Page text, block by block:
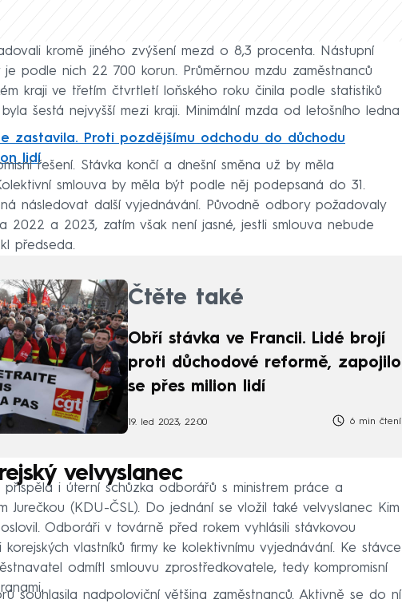
kromě jiného zvýšení mezd o 8,3 procenta. Nástupní
podle nich 22 700 korun. Průměrnou mzdu zaměstnanců
kraji ve třetím čtvrtletí loňského roku činila podle statistiků
šestá nejvyšší mezi kraji. Minimální mzda od letošního ledna
zastavila. Proti pozdějšímu odchodu do důchodu
lidí
řešení. Stávka končí a dnešní směna už by měla
smlouva by měla být podle něj podepsaná do 31.
následovat další vyjednávání. Původně odbory požadovaly
2022 a 2023, zatím však není jasné, jestli smlouva nebude
předseda.
Čtěte také
Obří stávka ve Francii. Lidé brojí
proti důchodové reformě, zapojilo
se přes milion lidí
19. led 2023, 22:00 6 min čtení
velvyslanec
i úterní schůzka odborářů s ministrem práce a
Jurečkou (KDU-ČSL). Do jednání se vložil také velvyslanec Kim
Odboráři v továrně před rokem vyhlásili stávkovou
vlastníků firmy ke kolektivnímu vyjednávání. Ke stávce
odmítl smlouvu zprostředkovatele, tedy kompromisní
souhlasila nadpoloviční většina zaměstnanců. Aktivně se do ní